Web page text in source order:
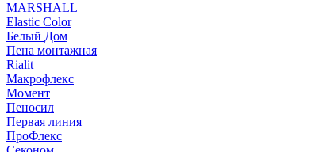
MARSHALL
Elastic Color
Белый Дом
Пена монтажная
Rialit
Макрофлекс
Момент
Пеносил
Первая линия
ПроФлекс